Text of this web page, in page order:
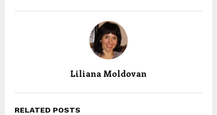
Liliana Moldovan
RELATED POSTS